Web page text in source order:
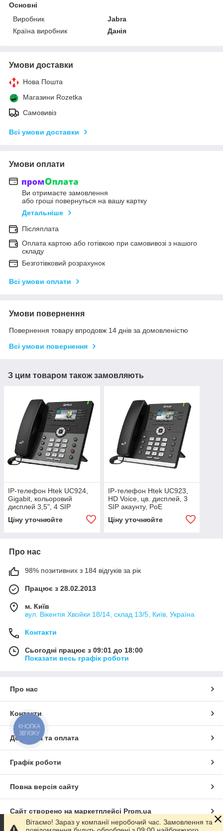
Основні
Виробник
Jabra
Країна виробник
Данія
Умови доставки
Нова Пошта
Магазини Rozetka
Самовивіз
Всі умови доставки
Умови оплати
Ви отримаєте замовлення
або гроші повернуться на вашу картку
Детальніше
Післяплата
Оплата картою або готівкою при самовивозі з нашого
складу
Безготівковий розрахунок
Всі умови оплати
Умови повернення
Повернення товару впродовж 14 днів за домовленістю
Всі умови повернення
З цим товаром також замовляють
IP-телефон Htek UC924,
Gigabit, кольоровий
дисплей 3,5", 4 SIP
Ціну уточнюйте
IP-телефон Htek UC923,
HD Voice, цв. дисплей, 3
SIP акаунту, PoE
Ціну уточнюйте
Про нас
98% позитивних з 184 відгуків за рік
Працює з 28.02.2013
м. Київ
вул. Вікентія Хвойки 18/14, склад 13/5, Київ, Україна
Контакти
Сьогодні працює з 09:01 до 18:00
Показати весь графік роботи
Про нас
Контакти
Доставка та оплата
Графік роботи
Повна версія сайту
Сайт створено на маркетплейсі Prom.ua
Вітаємо! Зараз у компанії неробочий час. Замовлення та
КНОПКА
ЗВ'ЯЗКУ